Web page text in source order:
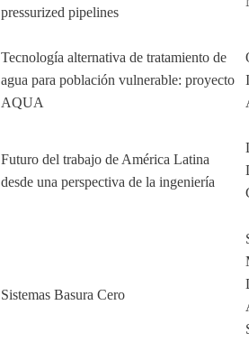
pressurized pipelines
Tecnología alternativa de tratamiento de
agua para población vulnerable: proyecto
AQUA
Futuro del trabajo de América Latina
desde una perspectiva de la ingeniería
Sistemas Basura Cero